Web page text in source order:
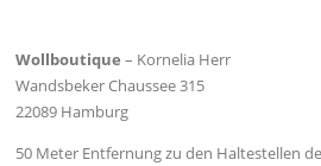
Wollboutique – Kornelia Herr
Wandsbeker Chaussee 315
22089 Hamburg
50 Meter Entfernung zu den Haltestellen